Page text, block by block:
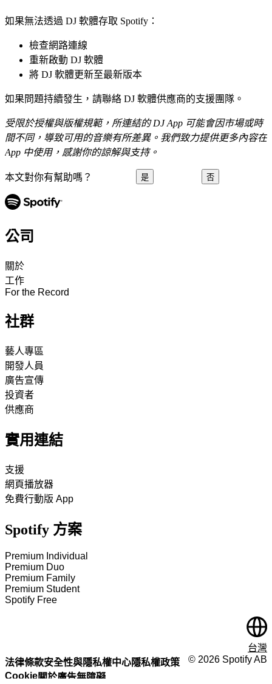
如果無法透過 DJ 軟體存取 Spotify：
檢查網路連線
重新啟動 DJ 軟體
將 DJ 軟體更新至最新版本
如果問題持續發生，請聯絡 DJ 軟體供應商的支援團隊。
受限於授權與版權規範，所連結的 DJ App 可能會因市場或時
間不同，導致可用的音樂有所差異。我們致力提供更多內容在
App 中使用，感謝你的諒解與支持。
本文對你有幫助嗎？ 是 否
公司
關於
工作
For the Record
社群
藝人專區
開發人員
廣告宣傳
投資者
供應商
實用連結
支援
網頁播放器
免費行動版 App
Spotify 方案
Premium Individual
Premium Duo
Premium Family
Premium Student
Spotify Free
法律條款安全性與隱私權中心隱私權政策
Cookie關於廣告無障礙
© 2026 Spotify AB
台灣